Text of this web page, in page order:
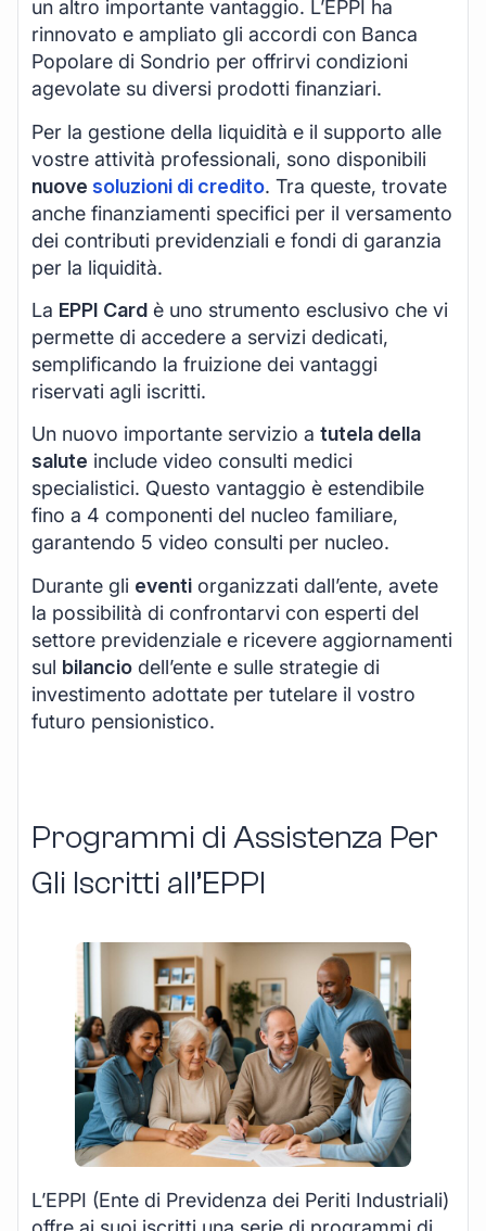
un altro importante vantaggio. L’EPPI ha
rinnovato e ampliato gli accordi con Banca
Popolare di Sondrio per offrirvi condizioni
agevolate su diversi prodotti finanziari.
Per la gestione della liquidità e il supporto alle
vostre attività professionali, sono disponibili
nuove soluzioni di credito. Tra queste, trovate
anche finanziamenti specifici per il versamento
dei contributi previdenziali e fondi di garanzia
per la liquidità.
La EPPI Card è uno strumento esclusivo che vi
permette di accedere a servizi dedicati,
semplificando la fruizione dei vantaggi
riservati agli iscritti.
Un nuovo importante servizio a tutela della
salute include video consulti medici
specialistici. Questo vantaggio è estendibile
fino a 4 componenti del nucleo familiare,
garantendo 5 video consulti per nucleo.
Durante gli eventi organizzati dall’ente, avete
la possibilità di confrontarvi con esperti del
settore previdenziale e ricevere aggiornamenti
sul bilancio dell’ente e sulle strategie di
investimento adottate per tutelare il vostro
futuro pensionistico.
Programmi di Assistenza Per
Gli Iscritti all’EPPI
L’EPPI (Ente di Previdenza dei Periti Industriali)